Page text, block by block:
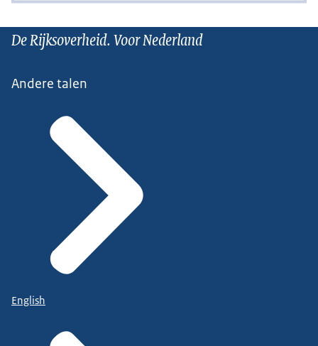
De Rijksoverheid. Voor Nederland
Andere talen
English